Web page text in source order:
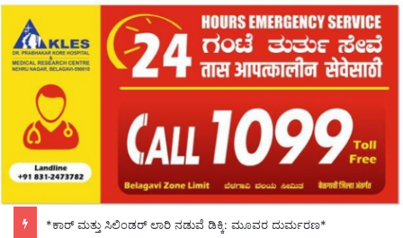
*ಕಾರ್ ಮತ್ತು ಸಿಲಿಂಡ‌ರ್ ಲಾರಿ ನಡುವೆ ಡಿಕ್ಕಿ: ಮೂವರ ದುರ್ಮರಣ*